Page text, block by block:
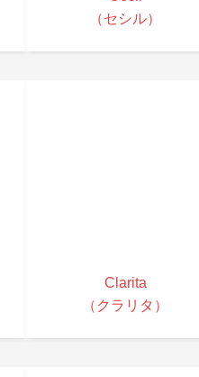
（セシル）
Clarita
（クラリタ）